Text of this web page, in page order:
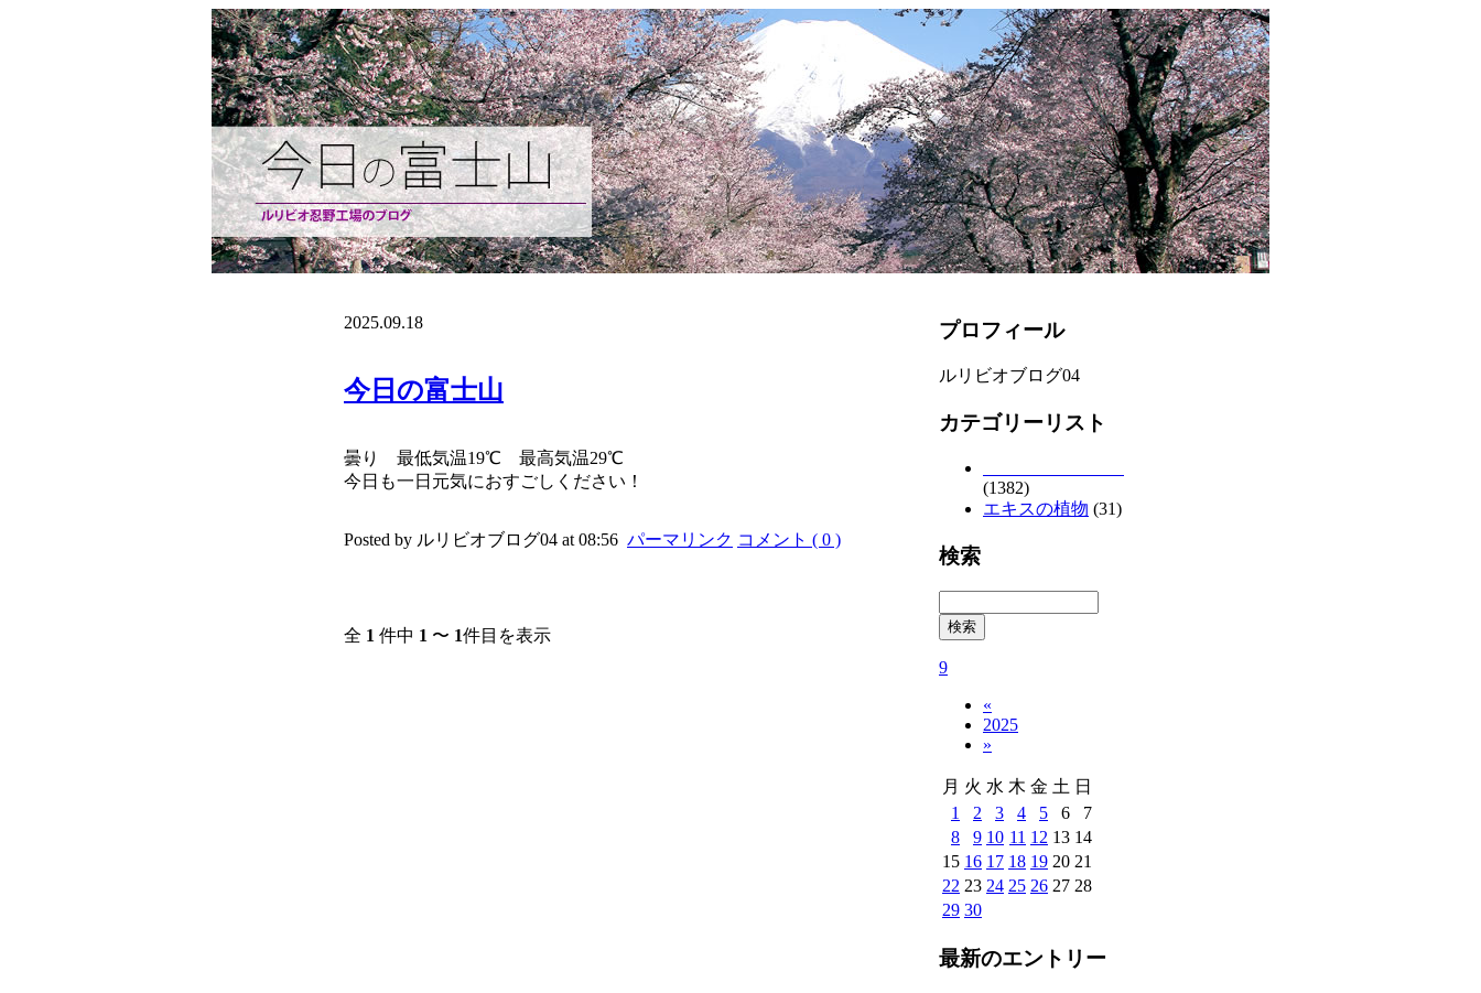
2025.09.18
今日の富士山
曇り 最低気温19℃ 最高気温29℃
今日も一日元気におすごしください！
Posted by ルリビオブログ04 at 08:56 パーマリンク コメント ( 0 )
全 1 件中 1 〜 1件目を表示
プロフィール
ルリビオブログ04
カテゴリーリスト
(1382)
エキスの植物 (31)
検索
9
«
2025
»
月 火 水 木 金 土 日
1
2 3 4 5 6
7
8
9 10 11 12 13 14
15 16 17 18 19 20 21
22 23 24 25 26 27 28
29 30
最新のエントリー